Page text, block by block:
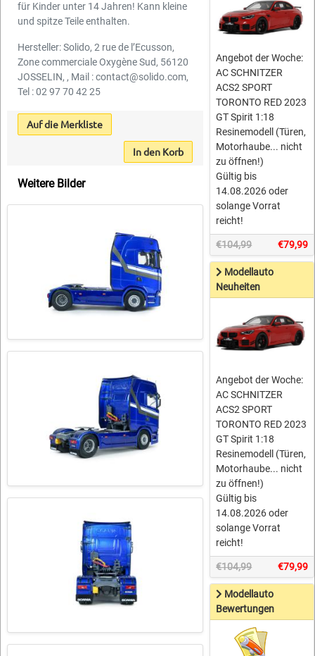
für Kinder unter 14 Jahren! Kann kleine
und spitze Teile enthalten.
Hersteller: Solido, 2 rue de l’Ecusson,
Zone commerciale Oxygène Sud, 56120
JOSSELIN, , Mail : contact@solido.com,
Tel : 02 97 70 42 25
Auf die Merkliste
In den Korb
Weitere Bilder
Angebot der Woche:
AC SCHNITZER
ACS2 SPORT
TORONTO RED 2023
GT Spirit 1:18
Resinemodell (Türen,
Motorhaube... nicht
zu öffnen!)
Gültig bis
14.08.2026 oder
solange Vorrat
reicht!
€104,99 €79,99
Modellauto
Neuheiten
Angebot der Woche:
AC SCHNITZER
ACS2 SPORT
TORONTO RED 2023
GT Spirit 1:18
Resinemodell (Türen,
Motorhaube... nicht
zu öffnen!)
Gültig bis
14.08.2026 oder
solange Vorrat
reicht!
€104,99 €79,99
Modellauto
Bewertungen